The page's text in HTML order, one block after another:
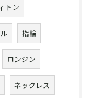
トン
指輪
ロンジン
ネックレス